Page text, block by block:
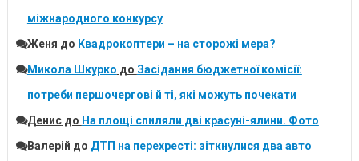
міжнародного конкурсу
Женя до Квадрокоптери – на сторожі мера?
Микола Шкурко до Засідання бюджетної комісії:
потреби першочергові й ті, які можуть почекати
Денисдо На площі спиляли дві красуні-ялини. Фото
Валерій до ДТП на перехресті: зіткнулися два авто